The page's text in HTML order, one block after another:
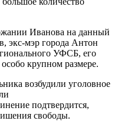
Иванова на данный
экс-мэр города Антон
УФСБ, его
крупном размере.
возбудили уголовное
подтвердится,
свободы.